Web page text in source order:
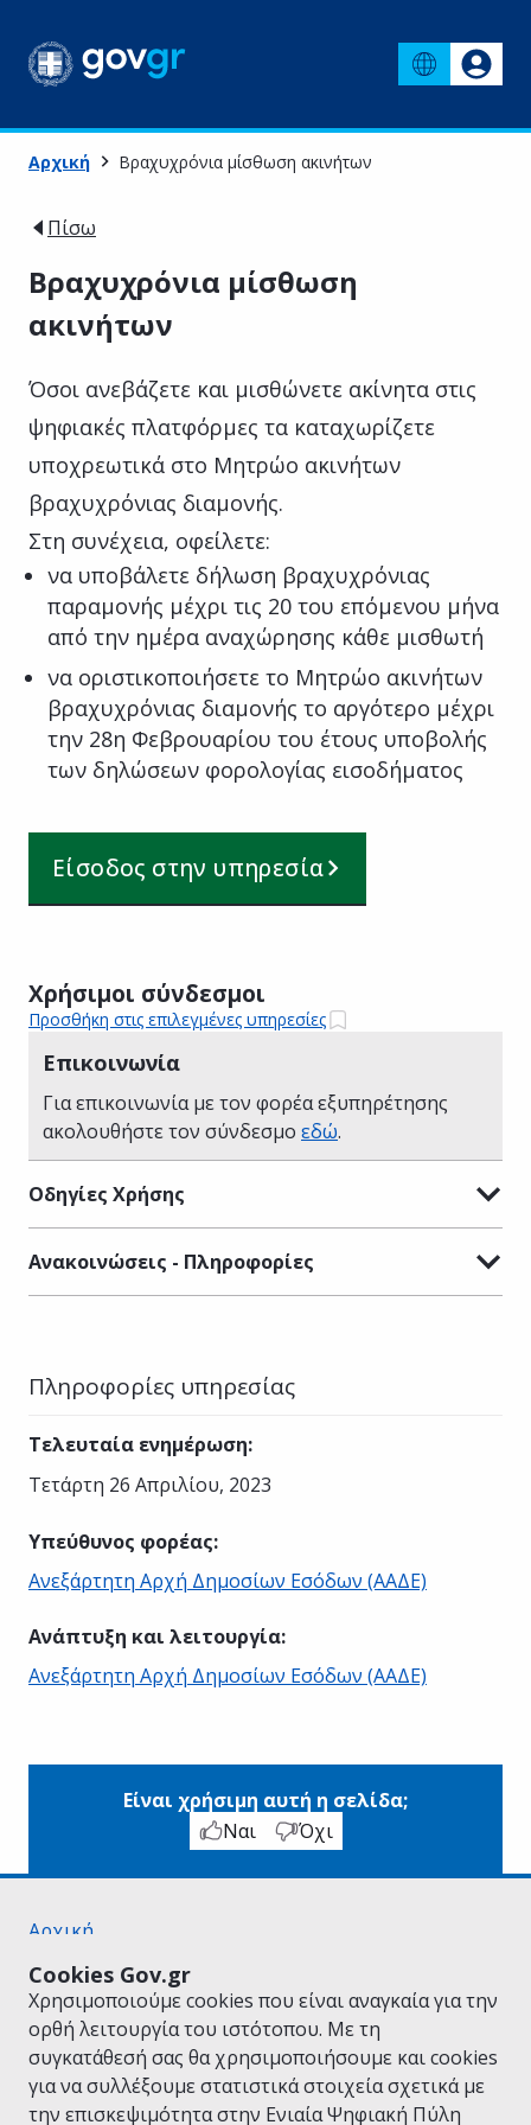
Cookies Gov.gr
Χρησιμοποιούμε cookies που είναι αναγκαία για την
ορθή λειτουργία του ιστότοπου. Με τη
συγκατάθεσή σας θα χρησιμοποιήσουμε και cookies
για να συλλέξουμε στατιστικά στοιχεία σχετικά με
την επισκεψιμότητα στην Ενιαία Ψηφιακή Πύλη
Αρχική Βραχυχρόνια μίσθωση ακινήτων
Πίσω
Βραχυχρόνια μίσθωση
ακινήτων
Όσοι ανεβάζετε και μισθώνετε ακίνητα στις
ψηφιακές πλατφόρμες τα καταχωρίζετε
υποχρεωτικά στο Μητρώο ακινήτων
βραχυχρόνιας διαμονής.
Στη συνέχεια, οφείλετε:
να υποβάλετε δήλωση βραχυχρόνιας
παραμονής μέχρι τις 20 του επόμενου μήνα
από την ημέρα αναχώρησης κάθε μισθωτή
να οριστικοποιήσετε το Μητρώο ακινήτων
βραχυχρόνιας διαμονής το αργότερο μέχρι
την 28η Φεβρουαρίου του έτους υποβολής
των δηλώσεων φορολογίας εισοδήματος
Είσοδος στην υπηρεσία
Χρήσιμοι σύνδεσμοι
Προσθήκη στις επιλεγμένες υπηρεσίες
Επικοινωνία
Για επικοινωνία με τον φορέα εξυπηρέτησης
ακολουθήστε τον σύνδεσμο εδώ.
Οδηγίες Χρήσης
Ανακοινώσεις - Πληροφορίες
Πληροφορίες υπηρεσίας
Τελευταία ενημέρωση:
Τετάρτη 26 Απριλίου, 2023
Υπεύθυνος φορέας:
Ανεξάρτητη Αρχή Δημοσίων Εσόδων (ΑΑΔΕ)
Ανάπτυξη και λειτουργία:
Ανεξάρτητη Αρχή Δημοσίων Εσόδων (ΑΑΔΕ)
Είναι χρήσιμη αυτή η σελίδα;
Ναι
Όχι
Αρχική
Όροι Χρήσης
Πολιτική Απορρήτου
Δήλωση προσβασιμότητας
Πολιτική cookies
Προτάσεις για το gov.gr